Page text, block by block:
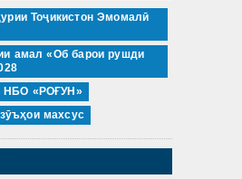
Тоҷикистон Эмомалӣ
амал «Об барои рушди
«РОҒУН»
махсус